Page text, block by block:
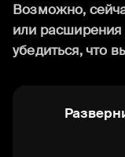
Возможно,
или
убедиться, что